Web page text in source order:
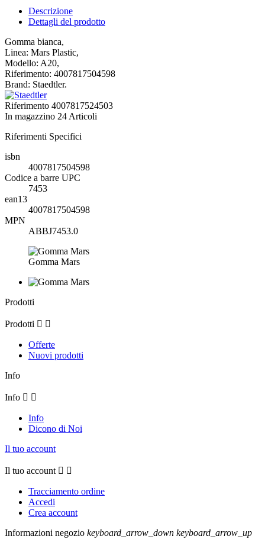
Descrizione
Dettagli del prodotto
Gomma bianca,
Linea: Mars Plastic,
Modello: A20,
Riferimento: 4007817504598
Brand: Staedtler.
Riferimento 4007817524503
In magazzino 24 Articoli
Riferimenti Specifici
isbn
4007817504598
Codice a barre UPC
7453
ean13
4007817504598
MPN
ABBJ7453.0
Gomma Mars
Prodotti
Prodotti  
Offerte
Nuovi prodotti
Info
Info  
Info
Dicono di Noi
Il tuo account
Il tuo account  
Tracciamento ordine
Accedi
Crea account
Informazioni negozio keyboard_arrow_down keyboard_arrow_up